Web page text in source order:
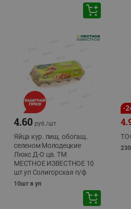
4.60 руб./шт
Яйца кур. пищ. обогащ.
селеном Молодецкие
Люкс Д-О цв. ТМ
МЕСТНОЕ ИЗВЕСТНОЕ 10
шт уп Солигорская п/ф
10шт в уп
-